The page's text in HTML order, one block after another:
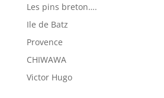
Les pins breton….
Ile de Batz
Provence
CHIWAWA
Victor Hugo